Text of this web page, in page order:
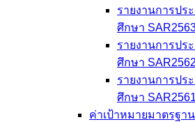
รายงานการปร
ศึกษา
รายงานการปร
ศึกษา SAR2562
รายงานการปร
ศึกษา SAR2561
ค่าเป้าหมายมาตรฐา